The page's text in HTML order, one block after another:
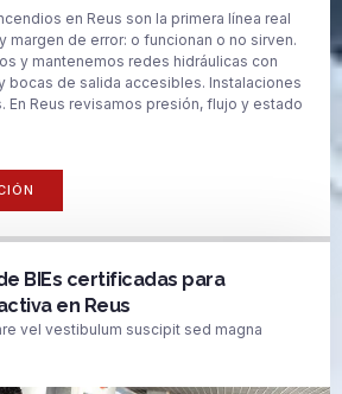
en Reus son la primera línea real
margen de error: o funcionan o no sirven.
y mantenemos redes hidráulicas con
bocas de salida accesibles. Instalaciones
En Reus revisamos presión, flujo y estado
BIEs certificadas para
en Reus
vel vestibulum suscipit sed magna